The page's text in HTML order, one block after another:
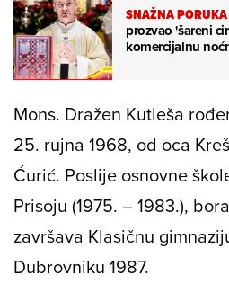
SNAŽNA PORUKA
prozvao 'šareni
komercijalnu
Mons. Dražen Kutleša
25. rujna 1968, od oca
Ćurić. Poslije osnovne
Prisoju (1975. – 1983.),
završava Klasičnu
Dubrovniku 1987.